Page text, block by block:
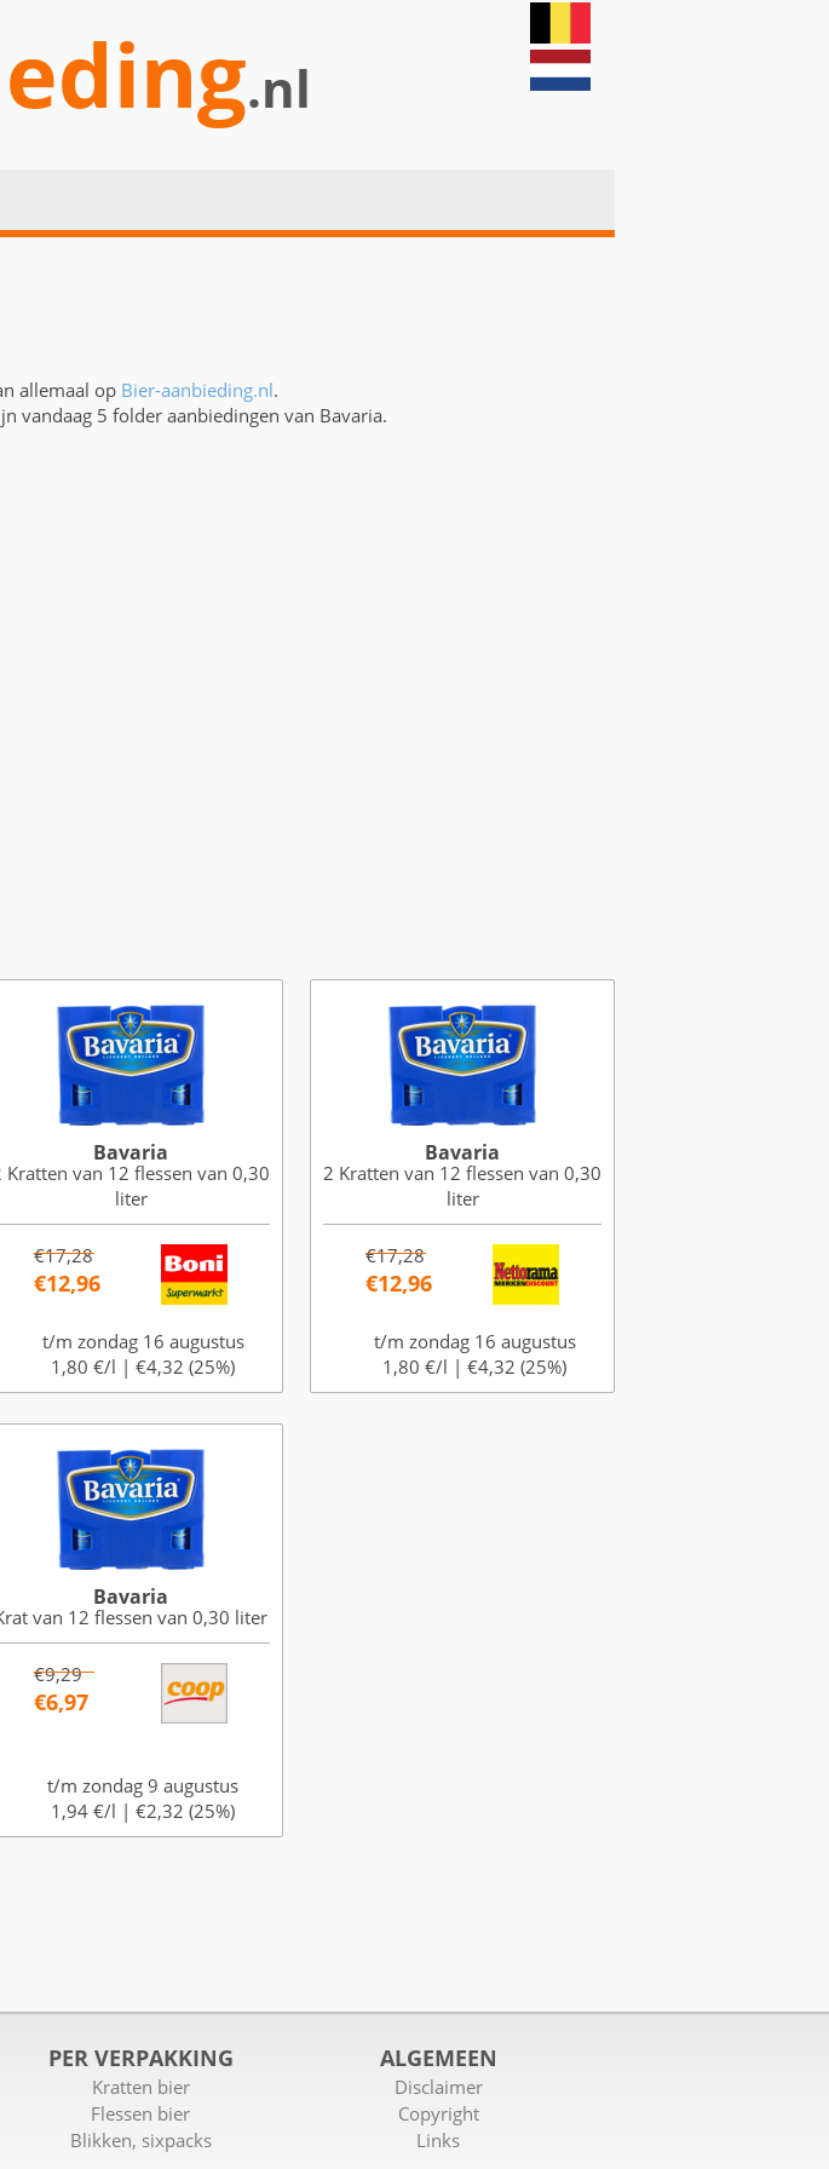
.nl
allemaal op Bier-aanbieding.nl.
vandaag 5 folder aanbiedingen van Bavaria.
Bavaria
Kratten van 12 flessen van 0,30
liter
€17,28
€12,96
t/m zondag 16 augustus
1,80 €/l | €4,32 (25%)
Bavaria
2 Kratten van 12 flessen van 0,30
liter
€17,28
€12,96
t/m zondag 16 augustus
1,80 €/l | €4,32 (25%)
Bavaria
van 12 flessen van 0,30 liter
€9,29
€6,97
t/m zondag 9 augustus
1,94 €/l | €2,32 (25%)
PER VERPAKKING
Kratten bier
Flessen bier
Blikken, sixpacks
ALGEMEEN
Disclaimer
Copyright
Links